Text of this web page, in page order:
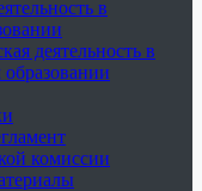
в
деятельность в
комиссии